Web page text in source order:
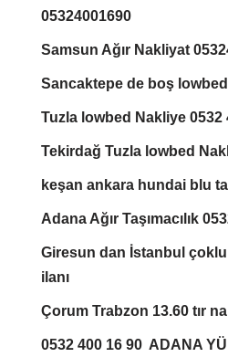
05324001690
Samsun Ağır Nakliyat
Sancaktepe de boş lowbed
Tuzla lowbed Nakliye 0532
Tekirdağ Tuzla lowbed
keşan ankara hundai blu
Adana Ağır Taşımacılık
Giresun dan İstanbul
ilanı
Çorum Trabzon 13.60 tır
0532 400 16 90 ADANA